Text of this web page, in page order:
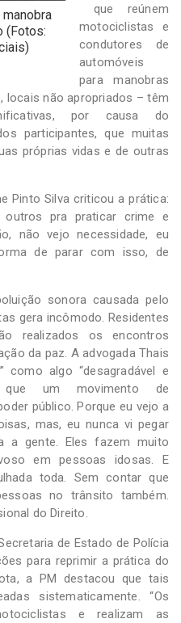
(Fotos:
que reúnem
motociclistas e
condutores de
automóveis
para manobras
locais não apropriados – têm
por causa do
participantes, que muitas
próprias vidas e de outras
Pinto Silva criticou a prática:
outros pra praticar crime e
não vejo necessidade, eu
de parar com isso, de
sonora causada pelo
gera incômodo. Residentes
realizados os encontros
da paz. A advogada Thais
como algo “desagradável e
que um movimento de
público. Porque eu vejo a
mas, eu nunca vi pegar
a gente. Eles fazem muito
em pessoas idosas. E
toda. Sem contar que
no trânsito também.
do Direito.
de Estado de Polícia
para reprimir a prática do
a PM destacou que tais
sistematicamente. “Os
e realizam as